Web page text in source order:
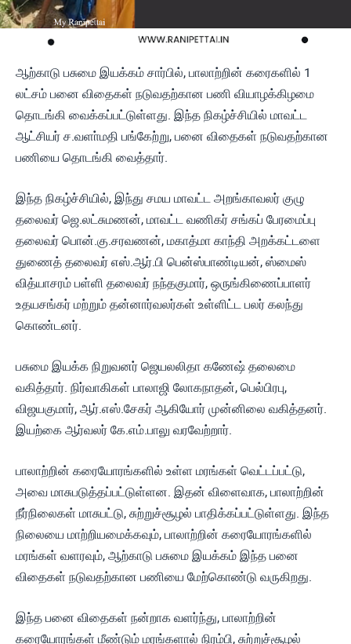
ஆற்காடு பசுமை இயக்கம் சார்பில், பாலாற்றின் கரைகளில் 1
லட்சம் பனை விதைகள் நடுவதற்கான பணி வியாழக்கிழமை
தொடங்கி வைக்கப்பட்டுள்ளது. இந்த நிகழ்ச்சியில் மாவட்ட
ஆட்சியர் ச.வளா்மதி பங்கேற்று, பனை விதைகள் நடுவதற்கான
பணியை தொடங்கி வைத்தார்.
இந்த நிகழ்ச்சியில், இந்து சமய மாவட்ட அறங்காவலர் குழு
தலைவர் ஜெ.லட்சுமணன், மாவட்ட வணிகர் சங்கப் பேரமைப்பு
தலைவர் பொன்.கு.சரவணன், மகாத்மா காந்தி அறக்கட்டளை
துணைத் தலைவர் எஸ்.ஆர்.பி பென்ஸ்பாண்டியன், ஸ்மைஸ்
வித்யாசரம் பள்ளி தலைவர் நந்தகுமார், ஒருங்கிணைப்பாளர்
உதயசங்கர் மற்றும் தன்னார்வலர்கள் உள்ளிட்ட பலர் கலந்து
கொண்டனர்.
பசுமை இயக்க நிறுவனர் ஜெயலலிதா கணேஷ் தலைமை
வகித்தார். நிர்வாகிகள் பாலாஜி லோகநாதன், பெல்பிரபு,
விஜயகுமார், ஆர்.எஸ்.சேகர் ஆகியோர் முன்னிலை வகித்தனர்.
இயற்கை ஆர்வலர் கே.எம்.பாலு வரவேற்றார்.
பாலாற்றின் கரையோரங்களில் உள்ள மரங்கள் வெட்டப்பட்டு,
அவை மாசுபடுத்தப்பட்டுள்ளன. இதன் விளைவாக, பாலாற்றின்
நீர்நிலைகள் மாசுபட்டு, சுற்றுச்சூழல் பாதிக்கப்பட்டுள்ளது. இந்த
நிலையை மாற்றியமைக்கவும், பாலாற்றின் கரையோரங்களில்
மரங்கள் வளரவும், ஆற்காடு பசுமை இயக்கம் இந்த பனை
விதைகள் நடுவதற்கான பணியை மேற்கொண்டு வருகிறது.
இந்த பனை விதைகள் நன்றாக வளர்ந்து, பாலாற்றின்
கரையோரங்கள் மீண்டும் மரங்களால் நிரம்பி, சுற்றுச்சூழல்